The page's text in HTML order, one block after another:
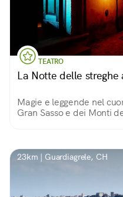
TEATRO
La Notte delle
Magie e leggende nel
Gran Sasso e dei Monti
23km | Guardiagrele, CH